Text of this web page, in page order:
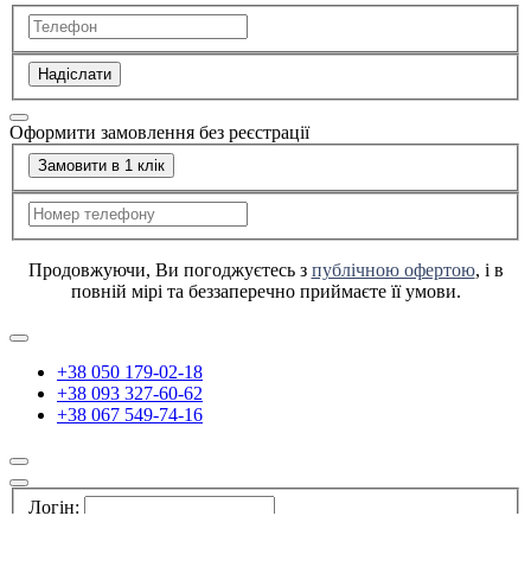
Надіслати
Оформити замовлення без реєстрації
Замовити в 1 клік
Продовжуючи, Ви погоджуєтесь з публічною офертою, і в
повній мірі та беззаперечно приймаєте її умови.
+38 050 179-02-18
+38 093 327-60-62
+38 067 549-74-16
Логін: